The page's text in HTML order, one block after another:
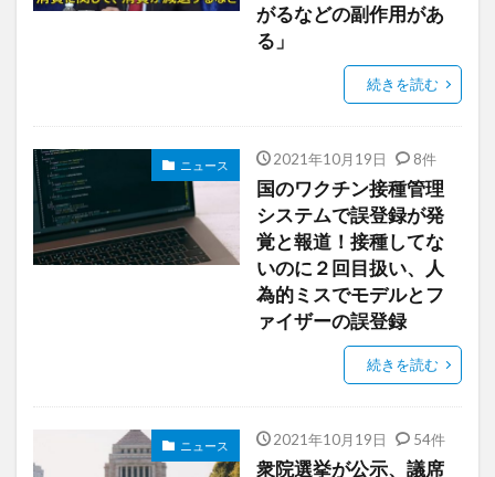
がるなどの副作用があ
る」
続きを読む
ニュース 2021年10月19日 8件
国のワクチン接種管理
システムで誤登録が発
覚と報道！接種してな
いのに２回目扱い、人
為的ミスでモデルとフ
ァイザーの誤登録
続きを読む
ニュース 2021年10月19日 54件
衆院選挙が公示、議席